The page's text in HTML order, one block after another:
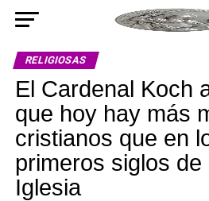
RELIGIOSAS
El Cardenal Koch
que hoy hay más
cristianos que en
primeros siglos de
Iglesia